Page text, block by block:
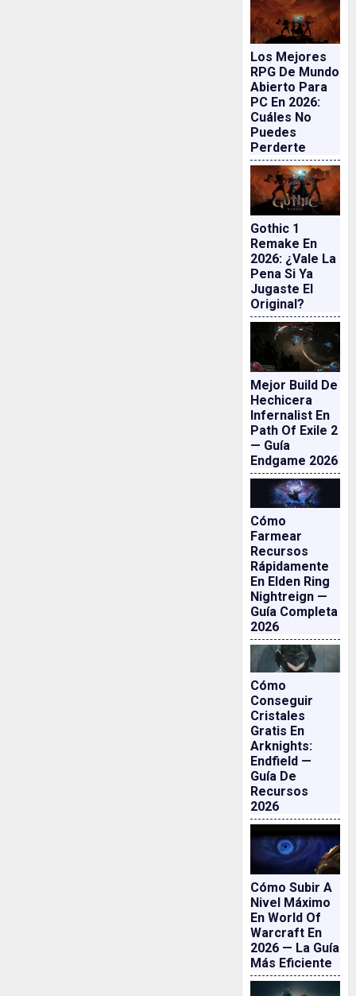
Los Mejores
RPG De Mundo
Abierto Para
PC En 2026:
Cuáles No
Puedes
Perderte
Gothic 1
Remake En
2026: ¿vale La
Pena Si Ya
Jugaste El
Original?
Mejor Build De
Hechicera
Infernalist En
Path Of Exile 2
— Guía
Endgame 2026
Cómo
Farmear
Recursos
Rápidamente
En Elden Ring
Nightreign —
Guía Completa
2026
Cómo
Conseguir
Cristales
Gratis En
Arknights:
Endfield —
Guía De
Recursos
2026
Cómo Subir A
Nivel Máximo
En World Of
Warcraft En
2026 — La Guía
Más Eficiente